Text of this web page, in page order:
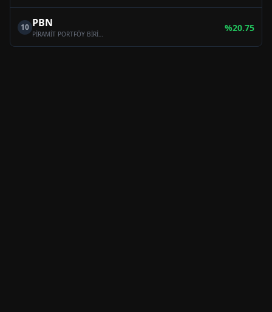
10 PBN
PİRAMİT PORTFÖY BİRİNCİ HİSSE SENEDİ SERBEST FON (HİSSE SENEDİ YOĞUN FON)
%20.75